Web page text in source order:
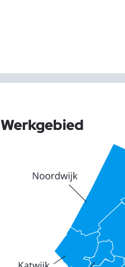
Werkgebied